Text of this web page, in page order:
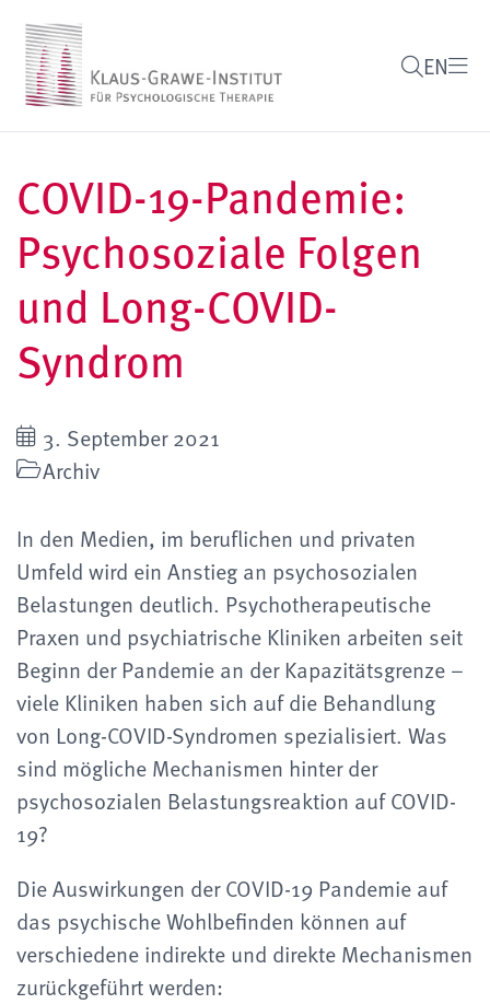
EN
COVID-19-Pandemie:
Psychosoziale Folgen
und Long-COVID-
Syndrom
3. September 2021
Archiv
In den Medien, im beruflichen und privaten
Umfeld wird ein Anstieg an psychosozialen
Belastungen deutlich. Psychotherapeutische
Praxen und psychiatrische Kliniken arbeiten seit
Beginn der Pandemie an der Kapazitätsgrenze –
viele Kliniken haben sich auf die Behandlung
von Long-COVID-Syndromen spezialisiert. Was
sind mögliche Mechanismen hinter der
psychosozialen Belastungsreaktion auf COVID-
19?
Die Auswirkungen der COVID-19 Pandemie auf
das psychische Wohlbefinden können auf
verschiedene indirekte und direkte Mechanismen
zurückgeführt werden: